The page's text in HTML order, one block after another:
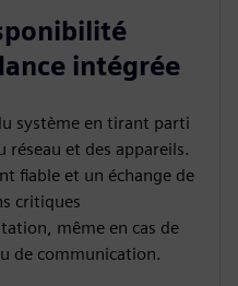
intégrée
système en tirant parti
réseau et des appareils.
fiable et un échange de
critiques
même en cas de
de communication.